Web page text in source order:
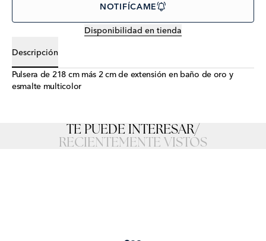
NOTIFÍCAME
Disponibilidad en tienda
Descripción
Pulsera de 218 cm más 2 cm de extensión en baño de oro y
esmalte multicolor
TE PUEDE INTERESAR/
RECIENTEMENTE VISTOS